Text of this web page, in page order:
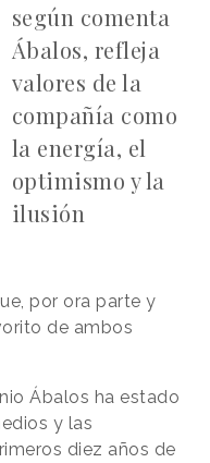
según comenta
Ábalos, refleja
valores de la
compañía como
la energía, el
optimismo y la
ilusión
por ora parte y
de ambos
Ábalos ha estado
y las
diez años de